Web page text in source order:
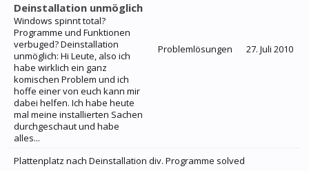
Deinstallation unmöglich
Windows spinnt total?
Programme und Funktionen
verbuged? Deinstallation
unmöglich: Hi Leute, also ich
habe wirklich ein ganz
komischen Problem und ich
hoffe einer von euch kann mir
dabei helfen. Ich habe heute
mal meine installierten Sachen
durchgeschaut und habe
alles...
Problemlösungen 27. Juli 2010
Plattenplatz nach Deinstallation div. Programme solved